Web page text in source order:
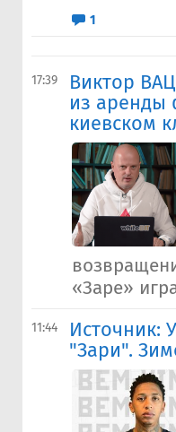
1
17:39
Виктор
из аренды
киевском
«Заре»
11:44
Источник:
"Зари".